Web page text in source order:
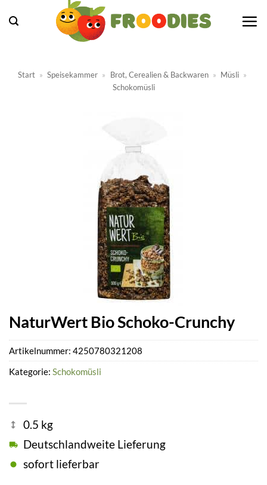
Inhalt
Start » Speisekammer » Brot, Cerealien & Backwaren » Müsli »
Schokomüsli
NaturWert Bio Schoko-Crunchy
0.5 kg
Deutschlandweite Lieferung
sofort lieferbar
Artikelnummer: 4250780321208
Kategorie: Schokomüsli